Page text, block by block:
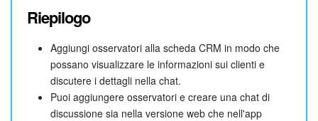
Riepilogo
Aggiungi osservatori alla scheda CRM in modo che
possano visualizzare le informazioni sui clienti e
discutere i dettagli nella chat.
Puoi aggiungere osservatori e creare una chat di
discussione sia nella versione web che nell'app